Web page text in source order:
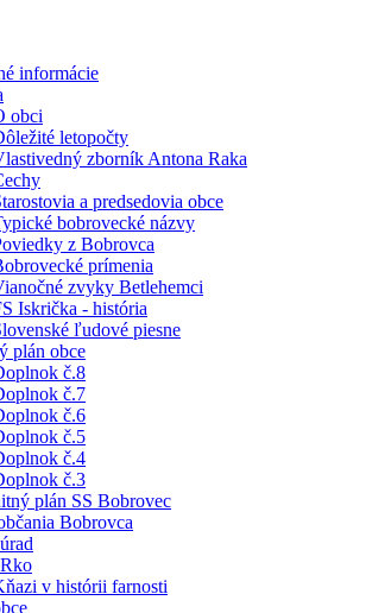
informácie
obci
letopočty
zborník Antona Raka
a predsedovia obce
bobrovecké názvy
z Bobrovca
prímenia
zvyky Betlehemci
Iskrička - história
ľudové piesne
plán obce
č.8
č.7
č.6
č.5
č.4
č.3
plán SS Bobrovec
Bobrovca
v histórii farnosti